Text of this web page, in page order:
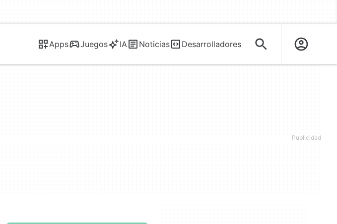
Apps Juegos IA Noticias Desarrolladores